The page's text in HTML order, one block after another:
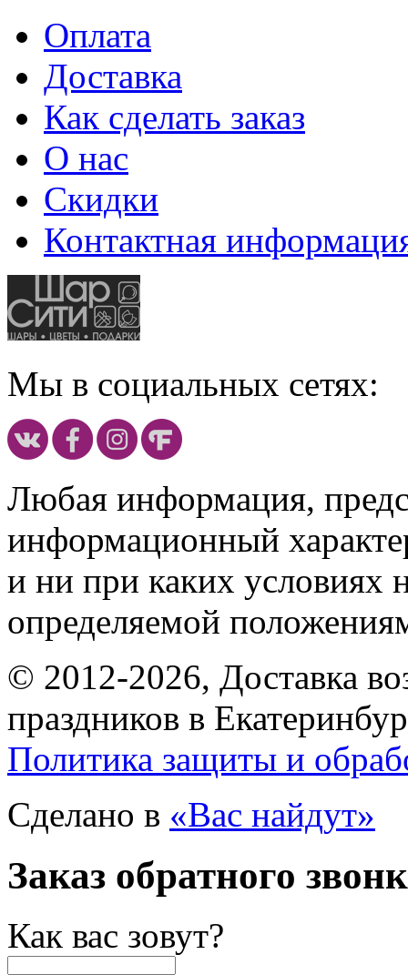
Оплата
Доставка
Как сделать заказ
О нас
Скидки
Контактная
Мы в социальных сетях:
Любая информация,
информационный
и ни при каких условиях
определяемой
© 2012-2026, Доставка
праздников в
Политика защиты и
Сделано в «Вас найдут»
Заказ обратного
Как вас зовут?